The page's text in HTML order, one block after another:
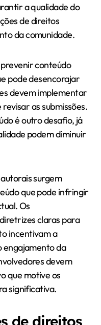
a qualidade do
de direitos
da comunidade.
conteúdo
pode desencorajar
devem implementar
as submissões.
é outro desafio, já
podem diminuir
surgem
que pode infringir
Os
claras para
incentivam a
da
devem
que motive os
significativa.
de direitos